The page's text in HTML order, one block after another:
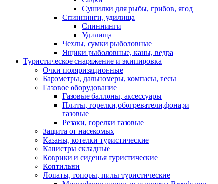
Сушилки для рыбы, грибов, ягод
Спиннинги, удилища
Спиннинги
Удилища
Чехлы, сумки рыболовные
Ящики рыболовные, каны, ведра
Туристическое снаряжение и экипировка
Очки поляризационные
Барометры, дальномеры, компасы, весы
Газовое оборудование
Газовые баллоны, аксессуары
Плиты, горелки,обогреватели,фонари
газовые
Резаки, горелки газовые
Защита от насекомых
Казаны, котелки туристические
Канистры складные
Коврики и сиденья туристические
Коптильни
Лопаты, топоры, пилы туристические